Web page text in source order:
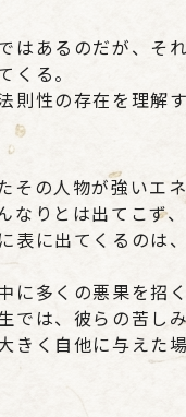
はあるのだが、そ
くる。
則性の存在を理解
その人物が強いエ
なりとは出てこず
表に出てくるのは
に多くの悪果を招
では、彼らの苦し
きく自他に与えた